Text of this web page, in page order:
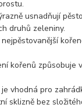
usnadňují
druhů zeleniny.
kořenů způsobuje
vhodná pro
sklizně bez